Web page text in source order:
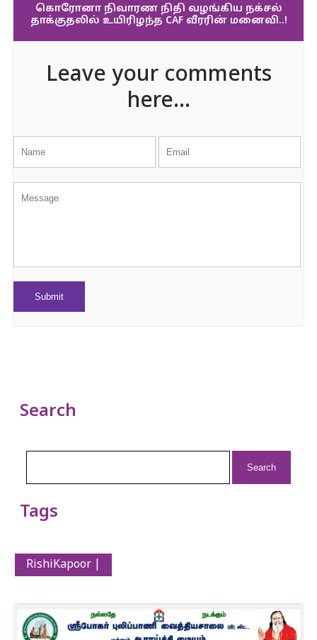
கொரோனா நிவாரண நிதி வழங்கிய நக்சல்
தாக்குதலில் உயிரிழந்த CAF வீரரின் மனைவி..!
Leave your comments
here...
Search
Tags
RishiKapoor |